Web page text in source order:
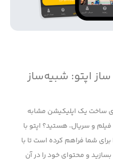
اپتو: شبیه‌ساز
ساخت یک اپلیکیشن مشابه
و سریال، هستید؟ اپتو با
برای شما فراهم کرده است تا با
و محتوای خود را در آن